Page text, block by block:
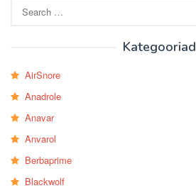
for:
Kategooriad
AirSnore
Anadrole
Anavar
Anvarol
Berbaprime
Blackwolf